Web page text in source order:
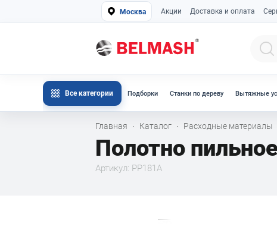
Москва Акции Доставка и оплата
Все категории Подборки Станки по дереву Вытяжные
Главная · Каталог · Расходные материалы
Полотно
Артикул: PP181A